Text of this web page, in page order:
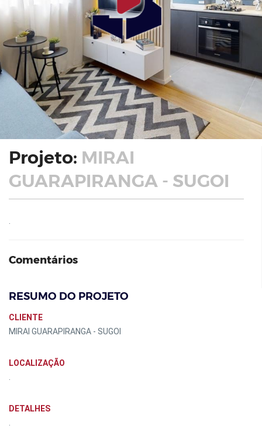
Projeto: MIRAI
GUARAPIRANGA - SUGOI
Comentários
RESUMO DO PROJETO
CLIENTE
MIRAI GUARAPIRANGA - SUGOI
LOCALIZAÇÃO
DETALHES